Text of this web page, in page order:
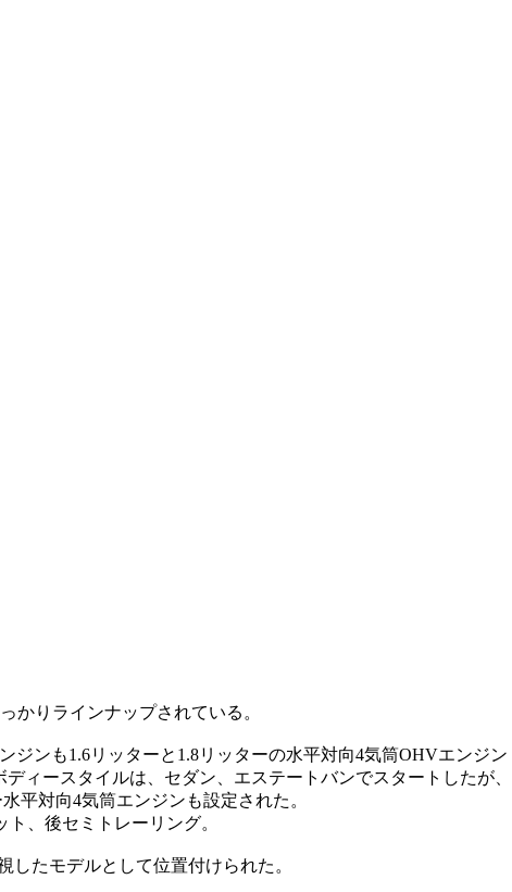
かりラインナップされている。
ジンも1.6リッターと1.8リッターの水平対向4気筒OHVエンジン
ィースタイルは、セダン、エステートバンでスタートしたが、
平対向4気筒エンジンも設定された。
、後セミトレーリング。
たモデルとして位置付けられた。